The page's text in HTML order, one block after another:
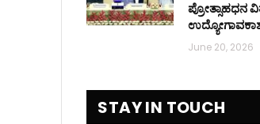
ಪ್ರೋತ್ಸಾಹಧನ
June 20, 2026
STAY IN TOUCH